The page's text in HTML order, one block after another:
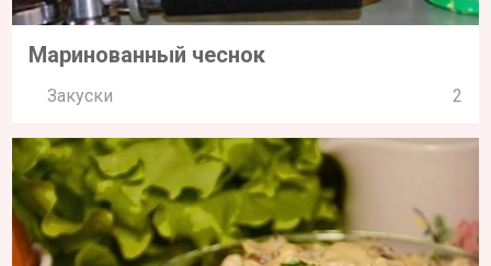
Маринованный чеснок
Закуски 2